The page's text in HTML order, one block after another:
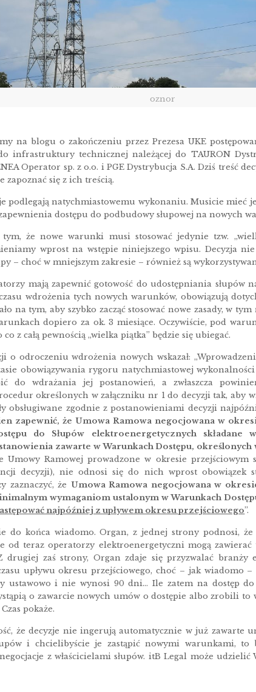
oznor
na blogu o zakończeniu przez Prezesa UKE
infrastruktury technicznej należącej do TAURON
Operator sp. z o.o. i PGE Dystrybucja S.A. Dziś treść
zapoznać się z ich treścią.
podlegają natychmiastowemu wykonaniu. Musicie mieć
dostępu do podbudowy słupowej na nowych
że nowe warunki musi stosować jedynie tzw.
wprost na wstępie niniejszego wpisu. Decyzja
– choć w mniejszym zakresie – również są
mają zapewnić gotowość do udostępniania
wdrożenia tych nowych warunków, obowiązują
na tym, aby szybko zacząć stosować nowe zasady, w
dopiero za ok. 3 miesiące. Oczywiście, pod
z całą pewnością „wielka piątka” będzie się ubiegać.
o odroczeniu wdrożenia nowych wskazał:
obowiązywania rygoru natychmiastowej
do wdrażania jej postanowień, a zwłaszcza
określonych w załączniku nr 1 do decyzji tak, aby
obsługiwane zgodnie z postanowieniami decyzji
zapewnić, że Umowa Ramowa negocjowana w
do Słupów elektroenergetycznych składane
zawarte w Warunkach Dostępu, określonych
Umowy Ramowej prowadzone w okresie przejściowym
decyzji), nie odnosi się do nich wprost obowiązek
zaznaczyć, że Umowa Ramowa negocjowana w
wymaganiom ustalonym w Warunkach
najpóźniej z upływem okresu przejściowego”.
do końca wiadomo. Organ, z jednej strony podnosi,
od teraz operatorzy elektroenergetyczni mogą
drugiej zaś strony, Organ zdaje się przyzwalać branży
upływu okresu przejściowego, choć – jak wiadomo
ustawowo i nie wynosi 90 dni… Ile zatem na dostęp do
o zawarcie nowych umów o dostępie albo zrobili to
pokaże.
że decyzje nie ingerują automatycznie w już zawarte
i chcielibyście je zastąpić nowymi warunkami,
z właścicielami słupów. itB Legal może